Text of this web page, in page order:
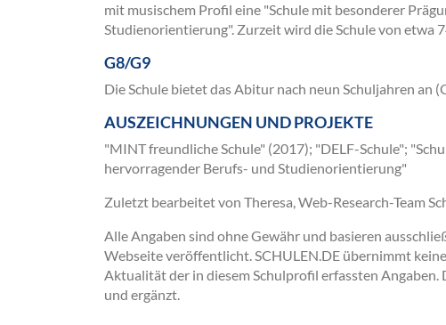
mit musischem Profil eine "Schule mit besonderer
Studienorientierung". Zurzeit wird die Schule von etwa
G8/G9
Die Schule bietet das Abitur nach neun Schuljahren an
AUSZEICHNUNGEN UND PROJEKTE
"MINT freundliche Schule" (2017); "DELF-Schule";
hervorragender Berufs- und Studienorientierung"
Zuletzt bearbeitet von Theresa, Web-Research-Team
Alle Angaben sind ohne Gewähr und basieren
Webseite veröffentlicht. SCHULEN.DE übernimmt
Aktualität der in diesem Schulprofil erfassten
und ergänzt.